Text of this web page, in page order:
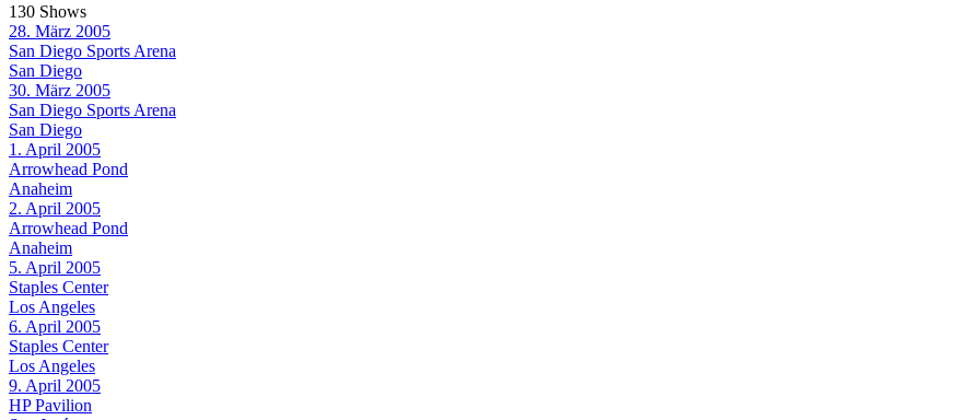
130 Shows
28. März 2005
San Diego Sports Arena
San Diego
30. März 2005
San Diego Sports Arena
San Diego
1. April 2005
Arrowhead Pond
Anaheim
2. April 2005
Arrowhead Pond
Anaheim
5. April 2005
Staples Center
Los Angeles
6. April 2005
Staples Center
Los Angeles
9. April 2005
HP Pavilion